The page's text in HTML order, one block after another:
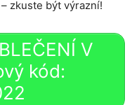
zkuste být výrazní!
V
kód: